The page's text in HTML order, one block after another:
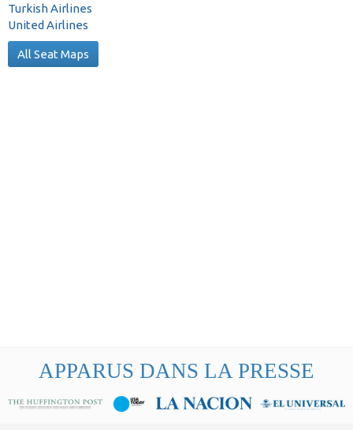
Turkish Airlines
United Airlines
All Seat Maps
APPARUS DANS LA PRESSE